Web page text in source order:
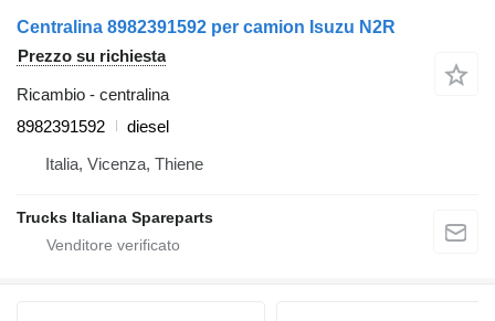
Centralina 8982391592 per camion Isuzu N2R
Prezzo su richiesta
Ricambio - centralina
8982391592
diesel
Italia, Vicenza, Thiene
Trucks Italiana Spareparts